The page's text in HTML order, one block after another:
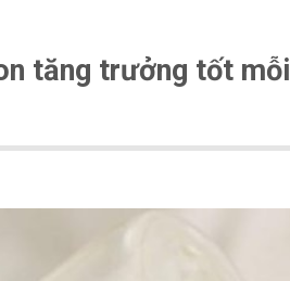
tăng trưởng tốt mỗi